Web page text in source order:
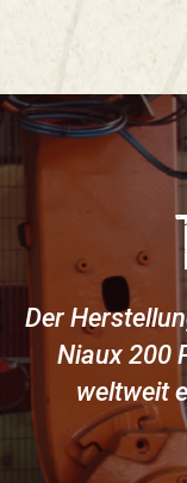
Der
Niaux 200
weltweit